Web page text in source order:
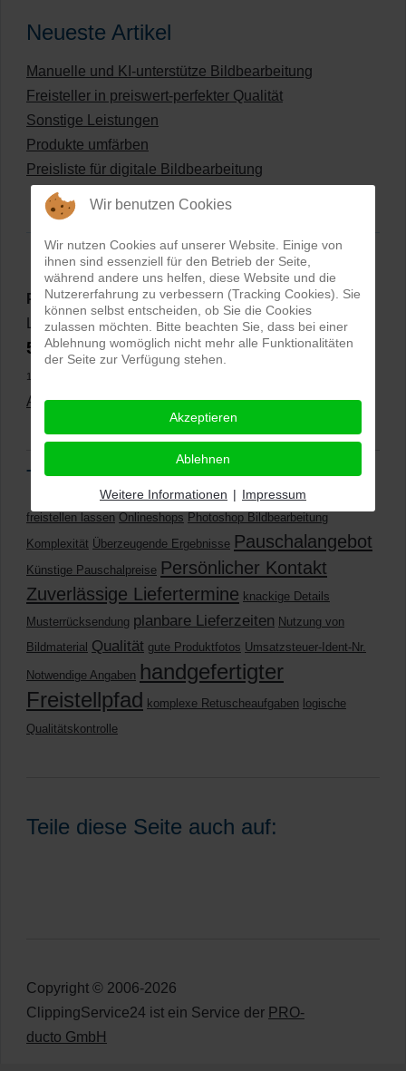
Neueste Artikel
Manuelle und KI-unterstütze Bildbearbeitung
Freisteller in preiswert-perfekter Qualität
Sonstige Leistungen
Produkte umfärben
Preisliste für digitale Bildbearbeitung
PRO-ducto GmbH, Fotografie und Bildbearbeitung in
Lichtenau
5,0⭐⭐⭐⭐⭐ bei144 Google-Rezensionen (Stand
11.01.2026)
Alle Rezensionen ansehen|Bewertung abgeben
Tags
freistellen lassen Onlineshops Photoshop Bildbearbeitung
Komplexität Überzeugende Ergebnisse Pauschalangebot
Künstige Pauschalpreise Persönlicher Kontakt
Zuverlässige Liefertermine knackige Details
Musterrücksendung planbare Lieferzeiten Nutzung von
Bildmaterial Qualität gute Produktfotos Umsatzsteuer-Ident-Nr.
Notwendige Angaben handgefertigter
Freistellpfad komplexe Retuscheaufgaben logische
Qualitätskontrolle
Teile diese Seite auch auf:
Copyright © 2006-2026
ClippingService24 ist ein Service der PRO-
ducto GmbH
Wir benutzen Cookies
Wir nutzen Cookies auf unserer Website. Einige von
ihnen sind essenziell für den Betrieb der Seite,
während andere uns helfen, diese Website und die
Nutzererfahrung zu verbessern (Tracking Cookies). Sie
können selbst entscheiden, ob Sie die Cookies
zulassen möchten. Bitte beachten Sie, dass bei einer
Ablehnung womöglich nicht mehr alle Funktionalitäten
der Seite zur Verfügung stehen.
Akzeptieren
Ablehnen
Weitere Informationen | Impressum